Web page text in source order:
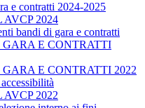
e contratti 2024-2025
2024
bandi di gara e contratti
E CONTRATTI
E CONTRATTI 2022
2022